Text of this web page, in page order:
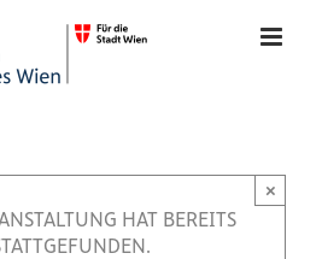
HAT BEREITS
×